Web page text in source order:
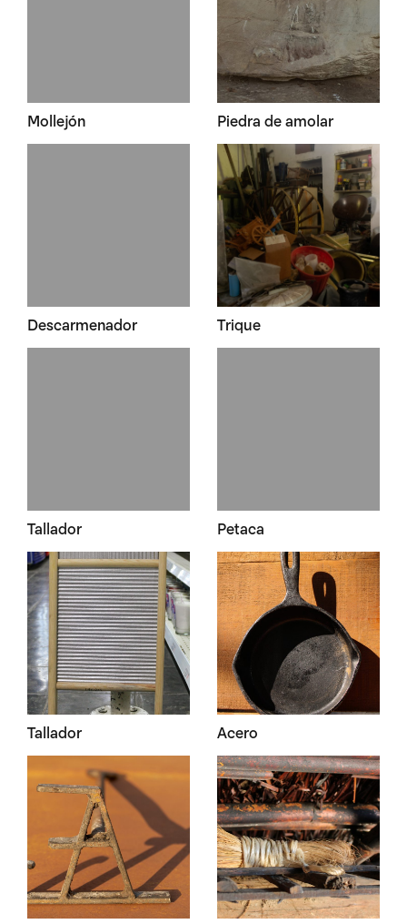
Mollejón Piedra de amolar
Descarmenador Trique
Tallador Petaca
Tallador Acero